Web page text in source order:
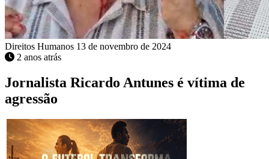
Direitos Humanos 13 de novembro de 2024
2 anos atrás
Jornalista Ricardo Antunes é vítima de
agressão